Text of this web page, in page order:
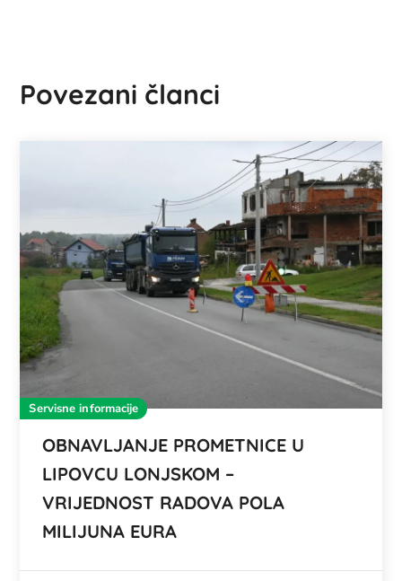
Povezani članci
Servisne informacije
OBNAVLJANJE PROMETNICE U
LIPOVCU LONJSKOM –
VRIJEDNOST RADOVA POLA
MILIJUNA EURA